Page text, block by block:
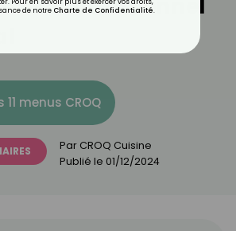
trésor nutritionnel
menus CROQ
Par CROQ Cuisine
Publié le 01/12/2024
de notre Charte de Confidentialité.